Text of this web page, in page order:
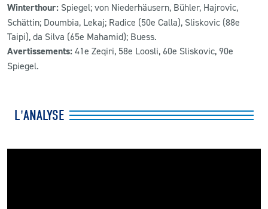
Winterthour: Spiegel; von Niederhäusern, Bühler, Hajrovic,
Schättin; Doumbia, Lekaj; Radice (50e Calla), Sliskovic (88e
Taipi), da Silva (65e Mahamid); Buess.
Avertissements: 41e Zeqiri, 58e Loosli, 60e Sliskovic, 90e
Spiegel.
L'ANALYSE